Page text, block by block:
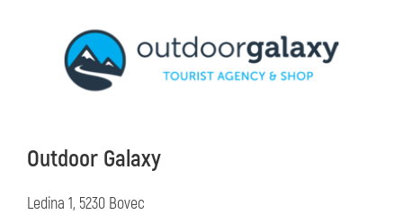
Outdoor Galaxy
Ledina 1, 5230 Bovec